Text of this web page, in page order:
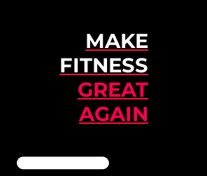
MAKE
FITNESS
GREAT
AGAIN